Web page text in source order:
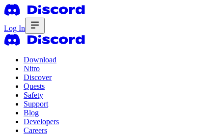
Log In
Download
Nitro
Discover
Quests
Safety
Support
Blog
Developers
Careers